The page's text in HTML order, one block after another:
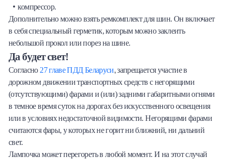
компрессор.
Дополнительно можно взять ремкомплект для шин. Он включает
в себя специальный герметик, которым можно заклеить
небольшой прокол или порез на шине.
Да будет свет!
Согласно 27 главе ПДД Беларуси запрещается участие в
дорожном движении транспортных средств с негорящими
(отсутствующими) фарами и (или) задними габаритными огнями
в темное время суток на дорогах без искусственного освещения
или в условиях недостаточной видимости. Негорящими фарами
считаются фары, у которых не горит ни ближний, ни дальний
свет.
Лампочка может перегореть в любой момент. И на этот случай